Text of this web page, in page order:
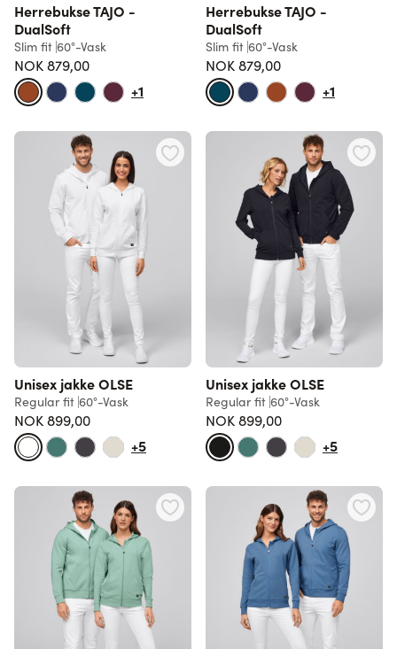
Herrebukse TAJO -
DualSoft
Slim fit 60°-Vask
NOK 879,00
+1
Herrebukse TAJO -
DualSoft
Slim fit 60°-Vask
NOK 879,00
+1
Unisex jakke OLSE
Regular fit 60°-Vask
NOK 899,00
+5
Unisex jakke OLSE
Regular fit 60°-Vask
NOK 899,00
+5